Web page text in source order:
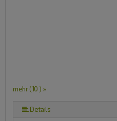
mehr (10 ) »
mehr (10 ) »
mehr (10 ) »
mehr (10 ) »
mehr (10 ) »
mehr (10 ) »
mehr (10 ) »
Details